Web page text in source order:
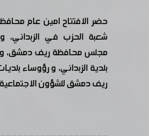
حضر الافتتاح امين عام
شعبة الحزب في الزبداني،
مجلس محافظة ريف دمشق، و
بلدية الزبداني، و رؤوساء
ريف دمشق للشؤون